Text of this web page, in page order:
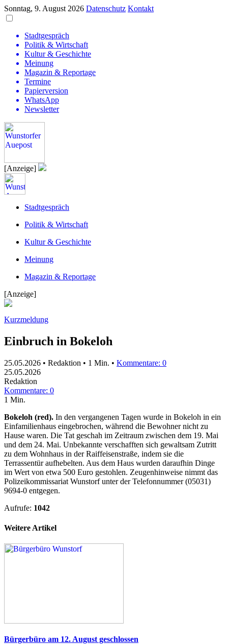
Sonntag, 9. August 2026 Datenschutz Kontakt
Stadtgespräch
Politik & Wirtschaft
Kultur & Geschichte
Meinung
Magazin & Reportage
Termine
Papierversion
WhatsApp
Newsletter
[Anzeige]
Stadtgespräch
Politik & Wirtschaft
Kultur & Geschichte
Meinung
Magazin & Reportage
[Anzeige]
Kurzmeldung
Einbruch in Bokeloh
25.05.2026 • Redaktion • 1 Min. • Kommentare: 0
25.05.2026
Redaktion
Kommentare: 0
1 Min.
Bokeloh (red). In den vergangenen Tagen wurde in Bokeloh in ein
Einfamilienhaus eingebrochen, während die Bewohner nicht zu
Hause waren. Die Tat geschah im Zeitraum zwischen dem 19. Mai
und dem 24. Mai. Unbekannte verschafften sich gewaltsam Zutritt
zu dem Wohnhaus in der Raiffeisenstraße, indem sie die
Terrassentür aufhebelten. Aus dem Haus wurden daraufhin Dinge
im Wert von etwa 500 Euro gestohlen. Zeugenhinweise nimmt das
Polizeikommissariat Wunstorf unter der Telefonnummer (05031)
9694-0 entgegen.
Aufrufe: 1042
Weitere Artikel
Bürgerbüro am 12. August geschlossen